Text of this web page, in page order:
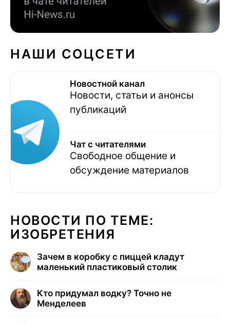
НАШИ СОЦСЕТИ
Новостной канал
Новости, статьи и анонсы
публикаций
Чат с читателями
Свободное общение и
обсуждение материалов
НОВОСТИ ПО ТЕМЕ:
ИЗОБРЕТЕНИЯ
Зачем в коробку с пиццей кладут
маленький пластиковый столик
Кто придумал водку? Точно не
Менделеев